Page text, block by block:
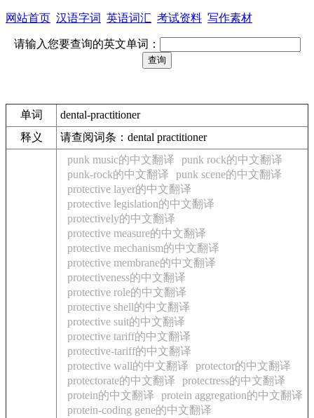
网站首页 汉语字词 英语词汇 考试资料 写作素材
请输入您要查询的英文单词：
单词
dental-practitioner
释义
请查阅词条：dental practitioner
punk music的中文翻译
punk rock的中文翻译
punk-rock的中文翻译
punk scene的中文翻译
protective layer的中文翻译
protective legislation的中文翻译
protectively的中文翻译
protective measure的中文翻译
protective mechanism的中文翻译
protective membrane的中文翻译
protectiveness的中文翻译
protective role的中文翻译
protective shell的中文翻译
protective suit的中文翻译
protective tariff的中文翻译
protective-tariff的中文翻译
protective wall的中文翻译
protector的中文翻译
protectorate的中文翻译
protectress的中文翻译
protein的中文翻译
protein aggregation的中文翻译
protein-coding gene的中文翻译